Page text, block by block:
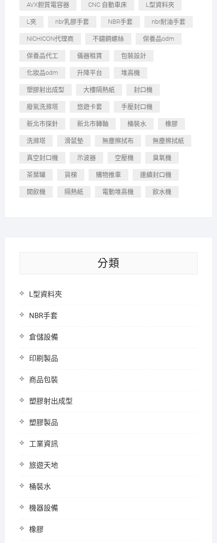
AVX鉭質電容器 CNC 自動車床 L型資料夾
L夾 nbr乳膠手套 NBR手套 nbr耐油手套
NICHICON代理商 不鏽鋼螺絲 保養品odm
保養品代工 儀器租賃 包裝設計
化妝品odm 升降平台 堆高機
塑膠射出成型 大樓隔熱紙 封口機
廢氣洗滌塔 悠遊卡套 手壓封口機
新北市探針 新北市轉軸 桶裝水 橡膠
洗滌塔 滑鼠墊 無塵擦拭布 無塵擦拭紙
真空封口機 示波器 空壓機 臭氧機
茶葉罐 貨梯 購物推車 連續封口機
開飲機 隔熱紙 電動堆高機 飲水機
分類
L型資料夾
NBR手套
倉儲設備
印刷製品
商品包裝
塑膠射出成型
塑膠製品
工業資訊
旅遊天地
桶裝水
機器設備
橡膠